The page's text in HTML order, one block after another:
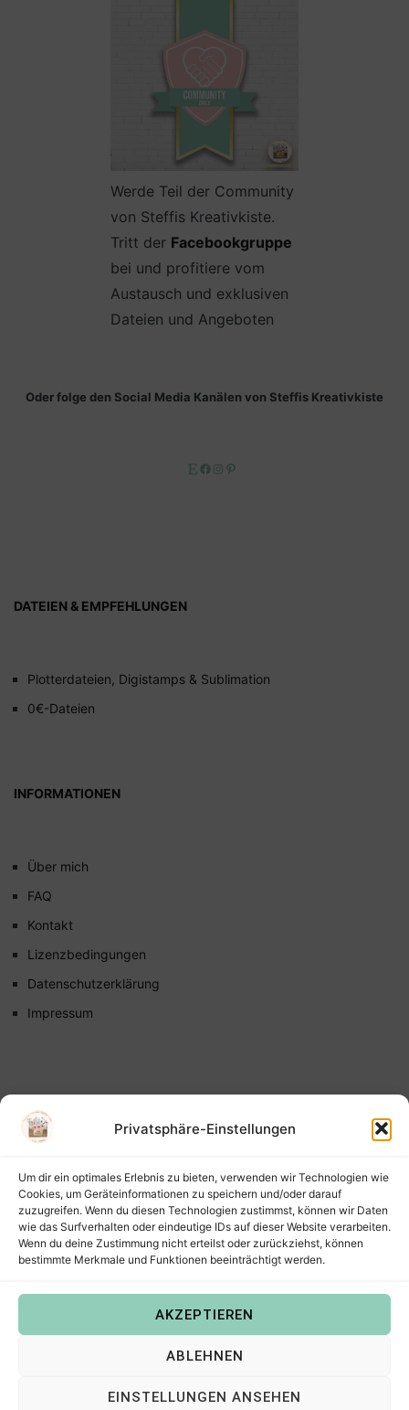
Privatsphäre-Einstellungen
Um dir ein optimales Erlebnis zu bieten, verwenden wir Technologien wie
Cookies, um Geräteinformationen zu speichern und/oder darauf
zuzugreifen. Wenn du diesen Technologien zustimmst, können wir Daten
wie das Surfverhalten oder eindeutige IDs auf dieser Website verarbeiten.
Wenn du deine Zustimmung nicht erteilst oder zurückziehst, können
bestimmte Merkmale und Funktionen beeinträchtigt werden.
AKZEPTIEREN
ABLEHNEN
EINSTELLUNGEN ANSEHEN
Werde Teil der Community
von Steffis Kreativkiste.
Tritt der Facebookgruppe
bei und profitiere vom
Austausch und exklusiven
Dateien und Angeboten
Oder folge den Social Media Kanälen von Steffis Kreativkiste
EtsyFacebook
Instagram
DATEIEN & EMPFEHLUNGEN
Plotterdateien, Digistamps & Sublimation
0€-Dateien
INFORMATIONEN
Über mich
FAQ
Kontakt
Lizenzbedingungen
Datenschutzerklärung
Impressum
Copyright © 2022Steffis Kreativkiste – Plotterdateien,
Digistamps und Freebies in SVG, PNG, DXF, EPS & PDF